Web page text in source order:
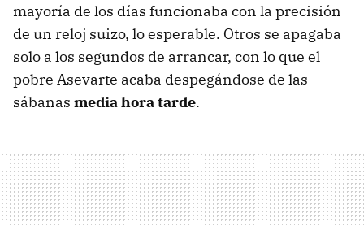
mayoría de los días funcionaba con la precisión
de un reloj suizo, lo esperable. Otros se apagaba
solo a los segundos de arrancar, con lo que el
pobre Asevarte acaba despegándose de las
sábanas media hora tarde.